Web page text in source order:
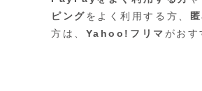
ピングをよく利用する方、
方は、 Yahoo!フリマ がおす